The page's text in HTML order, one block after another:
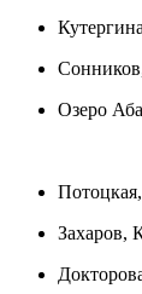
Озеро
Захаров,